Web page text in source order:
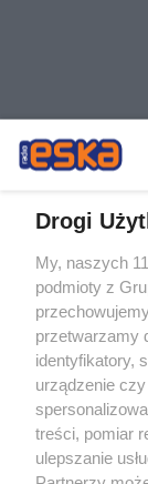
Żaden utwór
tym także
eksploatacji w
Internecie bez
wykorzystanie
tzn. bez
ścigane prawnie.
Drogi
My, naszych
podmioty z
przetwarzamy
identyfikatory,
urządzenie
treści, pomiar
ulepszanie